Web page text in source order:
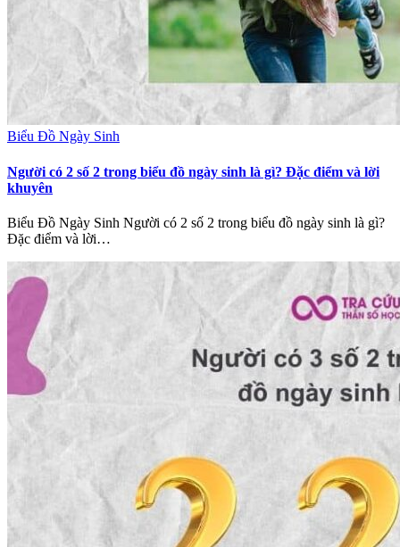
Biểu Đồ Ngày Sinh
Người có 2 số 2 trong biểu đồ ngày sinh là gì? Đặc điểm và lời
khuyên
Biểu Đồ Ngày Sinh Người có 2 số 2 trong biểu đồ ngày sinh là gì?
Đặc điểm và lời…